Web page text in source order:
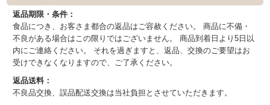
返品期限・条件：
食品につき、お客さま都合の返品はご容赦ください。 商品に不備・
不良がある場合はこの限りではございません。 商品到着日より5日以
内にご連絡ください。 それを過ぎますと、返品、交換のご要望はお
受けできなくなりますので、ご了承ください。
返品送料：
不良品交換、誤品配送交換は当社負担とさせていただきます。